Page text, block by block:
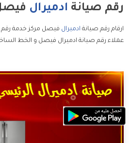
رقم صيانة ادميرال
ارقام رقم صيانة ادميرال فيصل مركز خدمة رقم
عملاء رقم صيانة ادميرال فيصل و الخط